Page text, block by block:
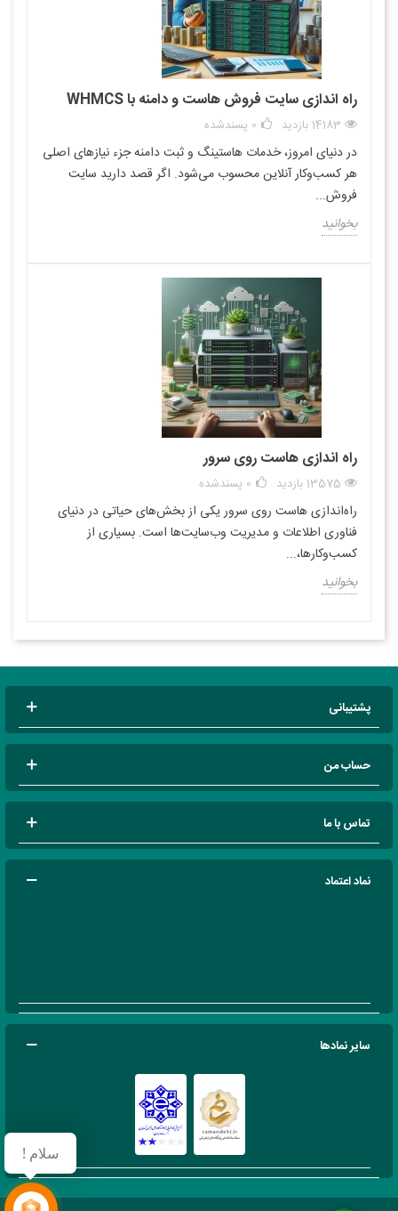
راه اندازی سایت فروش هاست و دامنه با WHMCS
14183 بازدید 0 پسندشده
در دنیای امروز، خدمات هاستینگ و ثبت دامنه جزء نیازهای اصلی
هر کسب‌وکار آنلاین محسوب می‌شود. اگر قصد دارید سایت
فروش...
بخوانید
راه اندازی هاست روی سرور
13575 بازدید 0 پسندشده
راه‌اندازی هاست روی سرور یکی از بخش‌های حیاتی در دنیای
فناوری اطلاعات و مدیریت وب‌سایت‌ها است. بسیاری از
کسب‌وکارها،...
بخوانید
پشتیبانی
حساب من
تماس با ما
نماد اعتماد
سایر نمادها
سلام !